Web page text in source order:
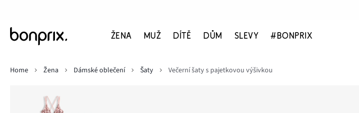
ŽENA MUŽ DÍTĚ DŮM SLEVY #BONPRIX
Home
Žena Dámské oblečení Šaty Večerní šaty s pajetkovou výšivkou